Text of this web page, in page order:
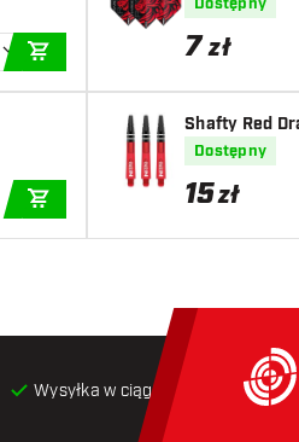
7 zł
Shafty Red
Dostępny
15zł
Wysyłka w ciągu 24 godzin